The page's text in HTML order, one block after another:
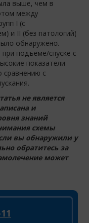
выше, чем в
между
I (с
и II (без патологий)
обнаружено.
подъеме/спуске с
показатели
сравнению с
не является
и
знаний
схемы
вы обнаружили у
обратитесь за
может